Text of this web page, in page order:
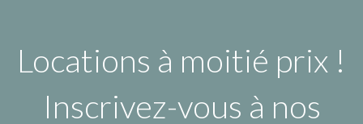
Locations à moitié prix !
Inscrivez-vous à nos